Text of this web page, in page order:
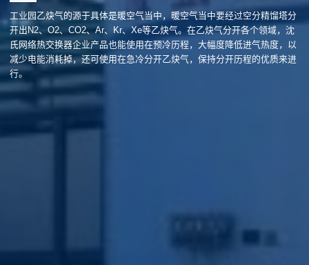
工业园乙炔气的源于具体是暖空气当中，暖空气当中要经过空分精馏塔分
开出N2、O2、CO2、Ar、Kr、Xe等乙炔气。在乙炔气分开各个领域，沈
氏网络热交换器企业产品也能使用在预冷历程，大幅度降低进气热度，以
减少电能消耗掉，还可使用在急冷分开乙炔气，保持分开历程的优质来进
行。